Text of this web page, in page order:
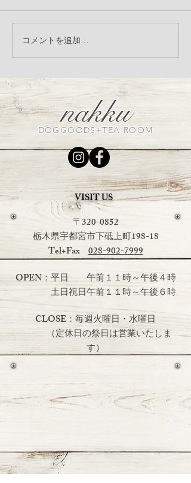
LandyLandey リネンシリ
ーズ受注会のお知らせ
コメントを追加…
nakku
DOGGOODS+TEA ROOM
VISIT US
〒320-0852
栃木県宇都宮市下砥上町198-18
Tel+Fax028-902-7999
OPEN：平日 午前１１時～午後４時
土日祝日午前１１時～午後６時
CLOSE：毎週火曜日・水曜日
（定休日の祭日は営業いたしま
す）